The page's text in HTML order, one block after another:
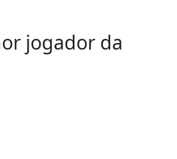
jogador da